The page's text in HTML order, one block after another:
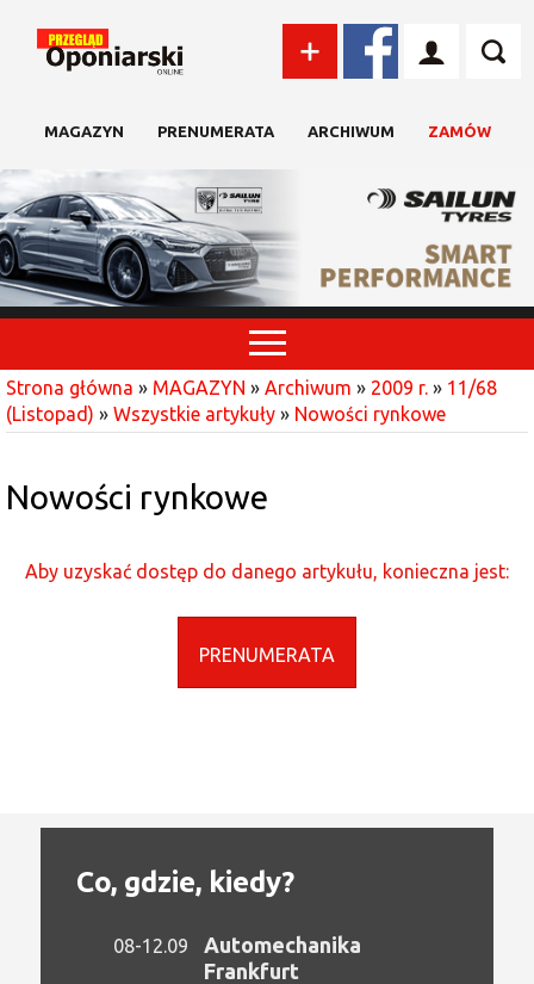
MAGAZYN PRENUMERATA ARCHIWUM ZAMÓW
Strona główna » MAGAZYN » Archiwum » 2009 r. » 11/68
(Listopad) » Wszystkie artykuły » Nowości rynkowe
Nowości rynkowe
Aby uzyskać dostęp do danego artykułu, konieczna jest:
PRENUMERATA
Co, gdzie, kiedy?
08-12.09
Automechanika
Frankfurt